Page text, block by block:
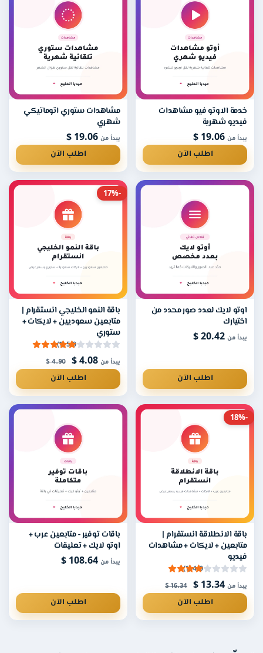
خدمة الاوتو فيو مشاهدات
فيديو شهرية
يبدأ من
اطلب الآن
مشاهدات ستوري اتوماتيكي
شهري
يبدأ من
اطلب الآن
اوتو لايك لعدد صور محدد من
اختيارك
يبدأ من
اطلب الآن
-17%
باقة النمو الخليجي انستقرام |
متابعين سعوديين + لايكات +
ستوري
5.0 (1)
يبدأ من 4.08 $
4.90 $
اطلب الآن
-18%
باقة الانطلاقة انستقرام |
متابعين + لايكات + مشاهدات
فيديو
4.0 (1)
يبدأ من 13.34 $
16.34 $
اطلب الآن
باقات توفير - متابعين عرب +
اوتو لايك + تعليقات
يبدأ من
اطلب الآن